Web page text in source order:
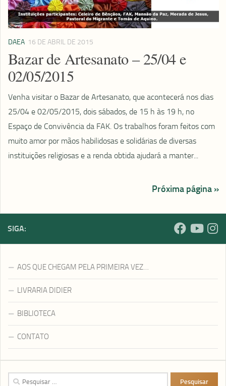
DAEA 16 DE ABRIL DE 2015
Bazar de Artesanato – 25/04 e
02/05/2015
Venha visitar o Bazar de Artesanato, que acontecerá nos dias
25/04 e 02/05/2015, dois sábados, de 15 h às 19 h, no
Espaço de Convivência da FAK. Os trabalhos foram feitos com
muito amor por mãos habilidosas e solidárias de diversas
instituições religiosas e a renda obtida ajudará a manter...
Próxima página »
SIGA:
AOS QUE CHEGAM PELA PRIMEIRA VEZ…
LIVRARIA DIDIER
BIBLIOTECA
CONTATO
Pesquisar